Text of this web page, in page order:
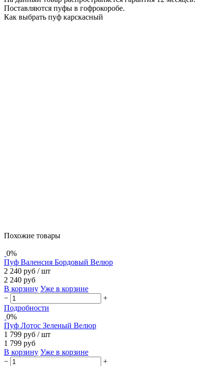
Поставляются пуфы в гофрокоробе.
Как выбрать пуф карскасный
Похожие товары
0%
Пуф Валенсия Бордовый Велюр
2 240 руб / шт
2 240 руб
В корзину Уже в корзине
−
+
Подробности
0%
Пуф Лотос Зеленый Велюр
1 799 руб / шт
1 799 руб
В корзину Уже в корзине
−
+